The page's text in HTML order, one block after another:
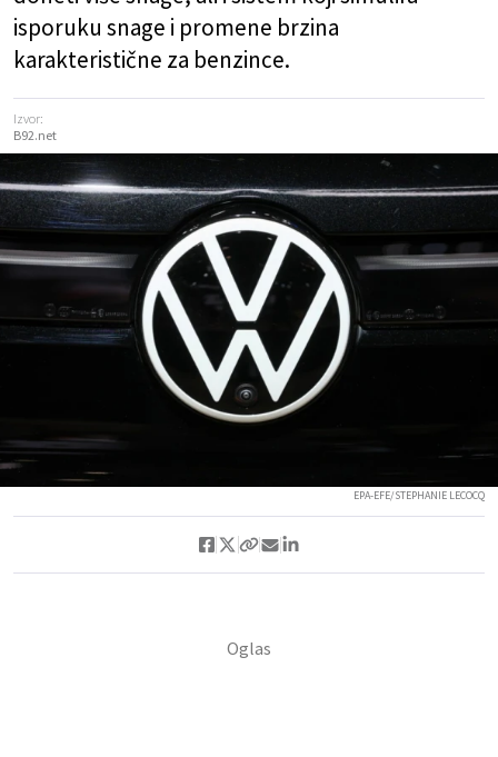
isporuku snage i promene brzina
karakteristične za benzince.
Izvor:
B92.net
EPA-EFE/STEPHANIE LECOCQ